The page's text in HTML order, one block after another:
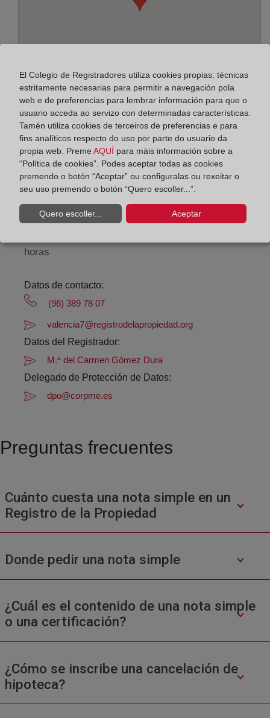
Enderezo:
Pintor Peyró, 12 - 8ª pl., 46010
Horario:
De lunes a viernes de 09:00 a 17:00 horas
Agosto: De lunes a viernes de 09:00 a 14:00 horas
horas
Datos de contacto:
(96) 389 78 07
valencia7@registrodelapropiedad.org
Datos del Registrador:
M.ª del Carmen Gómez Dura
Delegado de Protección de Datos:
dpo@corpme.es
Preguntas frecuentes
Cuánto cuesta una nota simple en un
Registro de la Propiedad
Donde pedir una nota simple
¿Cuál es el contenido de una nota simple
o una certificación?
¿Cómo se inscribe una cancelación de
hipoteca?
El Colegio de Registradores utiliza cookies propias: técnicas
estritamente necesarias para permitir a navegación pola
web e de preferencias para lembrar información para que o
usuario acceda ao servizo con determinadas características.
Tamén utiliza cookies de terceiros de preferencias e para
fins analíticos respecto do uso por parte do usuario da
propia web. Preme AQUÍ para máis información sobre a
“Política de cookies”. Podes aceptar todas as cookies
premendo o botón “Aceptar” ou configuralas ou rexeitar o
seu uso premendo o botón “Quero escoller...”.
Quero escoller... Aceptar